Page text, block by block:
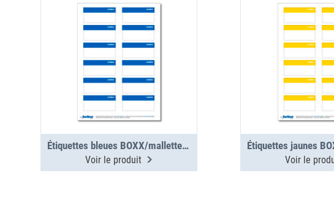
Étiquettes bleues BOXX/mallettes/clip, 12 pcs (1 planche)
Voir le produit Voir le